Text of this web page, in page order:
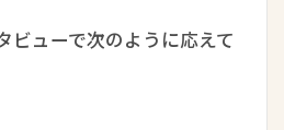
ビューで次のように応えて